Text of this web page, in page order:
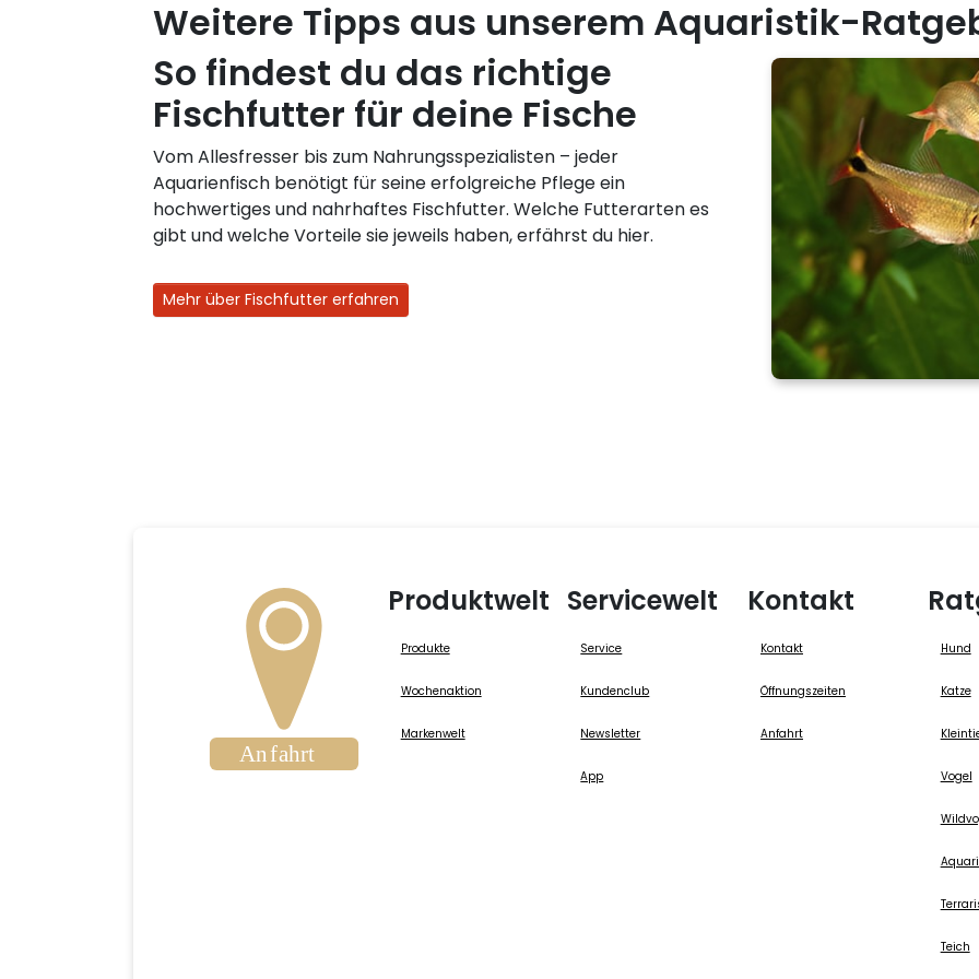
Weitere Tipps aus unserem Aquaristik-
So findest du das richtige
Fischfutter für deine Fische
Vom Allesfresser bis zum Nahrungsspezialisten – jeder
Aquarienfisch benötigt für seine erfolgreiche Pflege ein
hochwertiges und nahrhaftes Fischfutter. Welche Futterarten es
gibt und welche Vorteile sie jeweils haben, erfährst du hier.
Mehr über Fischfutter erfahren
Produktwelt
Produkte
Wochenaktion
Markenwelt
Servicewelt
Service
Kundenclub
Newsletter
App
Kontakt
Kontakt
Öffnungszeiten
Anfahrt
Hund
Katze
Vogel
Teich